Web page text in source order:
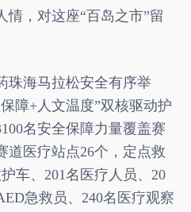
情，对这座“百岛之市”留
珠海马拉松安全有序举
障+人文温度”双核驱动护
名安全保障力量覆盖赛
道医疗站点26个，定点救
车、201名医疗人员、20
急救员、240名医疗观察